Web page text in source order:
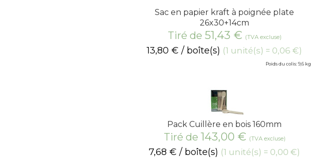
Sac en papier kraft à poignée plate
26x30+14cm
Tiré de 51,43 € (TVA excluse)
13,80 € / boîte(s) (1 unité(s) = 0,06 €)
Poids du colis: 9,6 kg
Pack Cuillère en bois 160mm
Tiré de 143,00 € (TVA excluse)
7,68 € / boîte(s) (1 unité(s) = 0,00 €)